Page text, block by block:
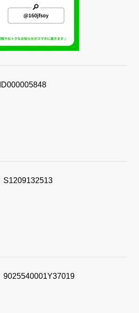
S1209132513
9025540001Y37019